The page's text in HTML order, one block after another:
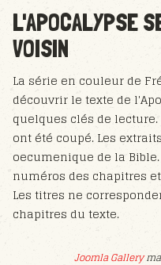
L'APOCALYPSE
VOISIN
La série en couleur de
découvrir le texte de
quelques clés de
ont été coupé. Les
oecumenique de la
numéros des chapitres
Les titres ne
chapitres du texte.
Joomla Gallery